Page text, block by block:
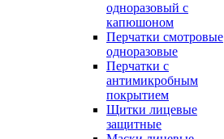
одноразовый с
капюшоном
Перчатки смотровые
одноразовые
Перчатки с
антимикробным
покрытием
Щитки лицевые
защитные